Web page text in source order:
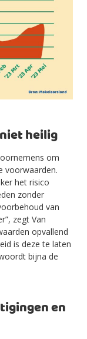
heilig
om
voorwaarden.
het risico
zonder
van
zegt Van
opvallend
is deze te laten
bijna de
en